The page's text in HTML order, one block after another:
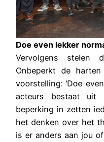
Doe even lekker
Vervolgens stelen
Onbeperkt de
voorstelling: ‘Doe
acteurs bestaat uit
beperking in zetten
het denken over het
is er anders aan jou